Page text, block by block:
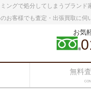
ングで処分してしまうブランド
お客様でも査定・出張買取に伺
お気
無料